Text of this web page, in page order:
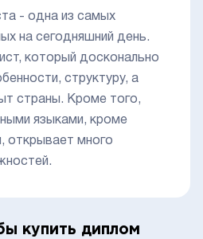
- одна из самых
на сегодняшний день.
который досконально
структуру, а
страны. Кроме того,
языками, кроме
открывает много
купить диплом